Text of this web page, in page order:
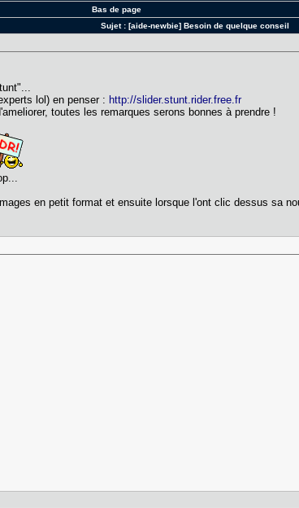
Bas de page
Sujet : [aide-newbie] Besoin de quelque conseil
lol) en penser : http://slider.stunt.rider.free.fr
toutes les remarques serons bonnes à prendre !
en petit format et ensuite lorsque l'ont clic dessus sa